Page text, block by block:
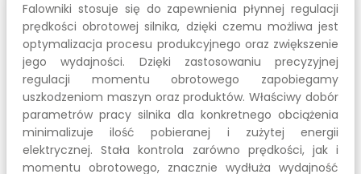
Falowniki stosuje się do zapewnienia płynnej regulacji
prędkości obrotowej silnika, dzięki czemu możliwa jest
optymalizacja procesu produkcyjnego oraz zwiększenie
jego wydajności. Dzięki zastosowaniu precyzyjnej
regulacji momentu obrotowego zapobiegamy
uszkodzeniom maszyn oraz produktów. Właściwy dobór
parametrów pracy silnika dla konkretnego obciążenia
minimalizuje ilość pobieranej i zużytej energii
elektrycznej. Stała kontrola zarówno prędkości, jak i
momentu obrotowego, znacznie wydłuża wydajność